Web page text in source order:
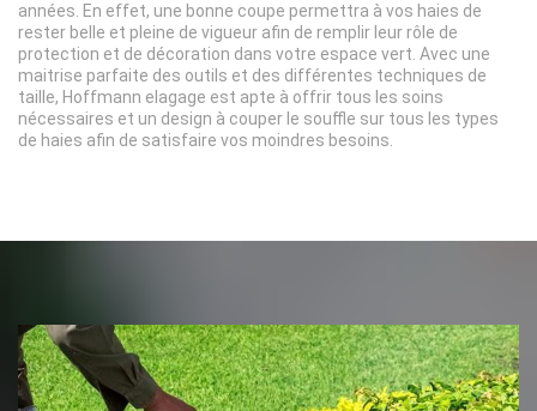
années. En effet, une bonne coupe permettra à vos haies de
rester belle et pleine de vigueur afin de remplir leur rôle de
protection et de décoration dans votre espace vert. Avec une
maitrise parfaite des outils et des différentes techniques de
taille, Hoffmann elagage est apte à offrir tous les soins
nécessaires et un design à couper le souffle sur tous les types
de haies afin de satisfaire vos moindres besoins.